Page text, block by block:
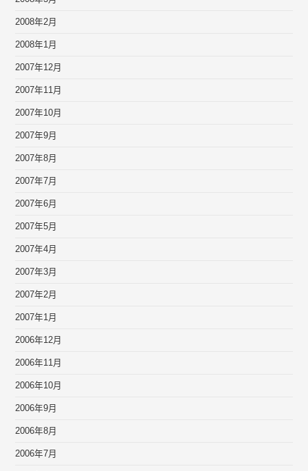
2008年2月
2008年1月
2007年12月
2007年11月
2007年10月
2007年9月
2007年8月
2007年7月
2007年6月
2007年5月
2007年4月
2007年3月
2007年2月
2007年1月
2006年12月
2006年11月
2006年10月
2006年9月
2006年8月
2006年7月